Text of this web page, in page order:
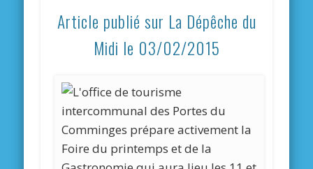
Article publié sur La Dépêche du
Midi le 03/02/2015